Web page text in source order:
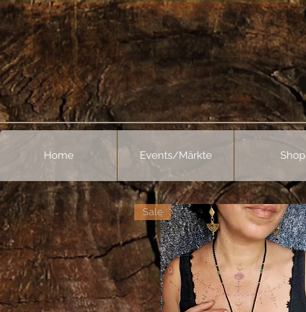
Home Events/Märkte Shop
Sale